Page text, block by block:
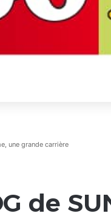
une grande carrière
de